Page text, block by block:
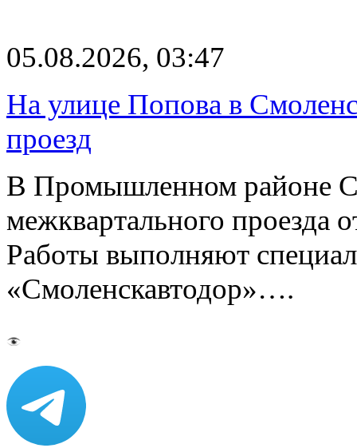
05.08.2026, 03:47
На улице Попова в
проезд
В Промышленном районе
межквартального
Работы выполняют
«Смоленскавтодор»….